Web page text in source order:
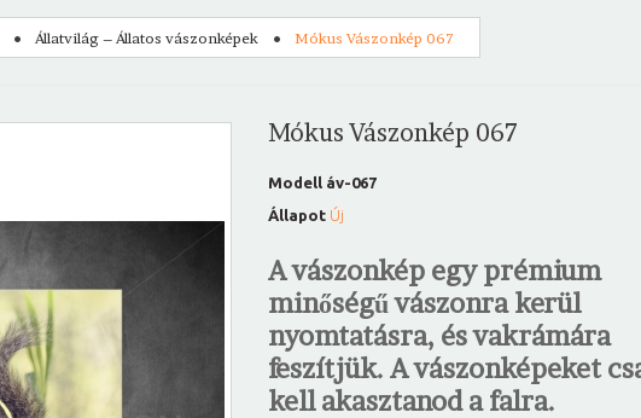
Állatvilág – Állatos vászonképek Mókus Vászonkép 067
Mókus Vászonkép 067
Modell áv-067
Állapot Új
A vászonkép egy prémium
minőségű vászonra kerül
nyomtatásra, és vakrámára
feszítjük. A vászonképeket
kell akasztanod a falra.